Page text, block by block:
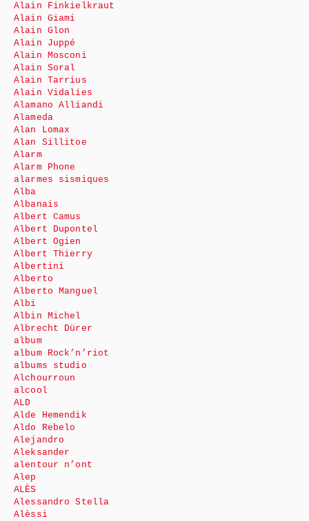
Alain Finkielkraut
Alain Giami
Alain Glon
Alain Juppé
Alain Mosconi
Alain Soral
Alain Tarrius
Alain Vidalies
Alamano Alliandi
Alameda
Alan Lomax
Alan Sillitoe
Alarm
Alarm Phone
alarmes sismiques
Alba
Albanais
Albert Camus
Albert Dupontel
Albert Ogien
Albert Thierry
Albertini
Alberto
Alberto Manguel
Albi
Albin Michel
Albrecht Dürer
album
album Rock’n’riot
albums studio
Alchourroun
alcool
ALD
Alde Hemendik
Aldo Rebelo
Alejandro
Aleksander
alentour n’ont
Alep
ALÈS
Alessandro Stella
Alèssi